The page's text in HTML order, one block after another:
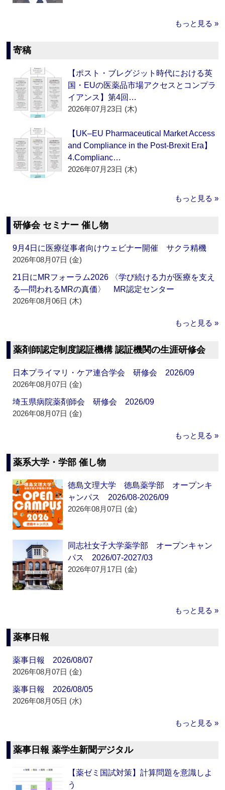
もっと見る »
寄稿
【ポスト・ブレグジット時代における英
国・EUの医薬品市場アクセスとコンプラ
イアンス】第4回…
2026年07月23日 (木)
【UK–EU Pharmaceutical Market Access
and Compliance in the Post-Brexit Era】
4.Complianc…
2026年07月23日 (木)
もっと見る »
研修会 セミナー 催し物
9月4日に医療従事者向けウェビナー開催 サクラ精機
2026年08月07日 (金)
21日にMRフォーラム2026 〈学び続ける力が医療を支え
る―問われるMRの真価〉 MR認定センター
2026年08月06日 (木)
もっと見る »
薬剤師認定制度認証機構 認証機関の生涯研修会
日本プライマリ・ケア連合学会 研修会 2026/09
2026年08月07日 (金)
埼玉県病院薬剤師会 研修会 2026/09
2026年08月07日 (金)
もっと見る »
薬系大学・学部 催し物
徳島文理大学 徳島薬学部 オープンキ
ャンパス 2026/08-2026/09
2026年08月07日 (金)
同志社女子大学薬学部 オープンキャン
パス 2026/07-2027/03
2026年07月17日 (金)
もっと見る »
薬事日報
薬事日報 2026/08/07
2026年08月07日 (金)
薬事日報 2026/08/05
2026年08月05日 (水)
もっと見る »
薬事日報 薬学生新聞デジタル
【薬ゼミ国試対策】計算問題を意識しよ
う